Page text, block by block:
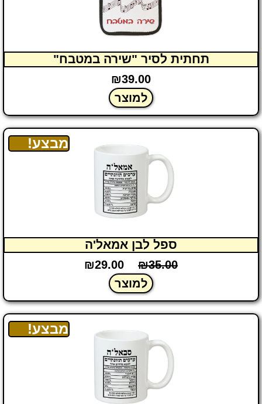
תחתית לסיר "שירה במטבח"
₪39.00
למוצר
מבצע!
ספל לבן אמאל'ה
₪35.00
₪29.00
למוצר
מבצע!